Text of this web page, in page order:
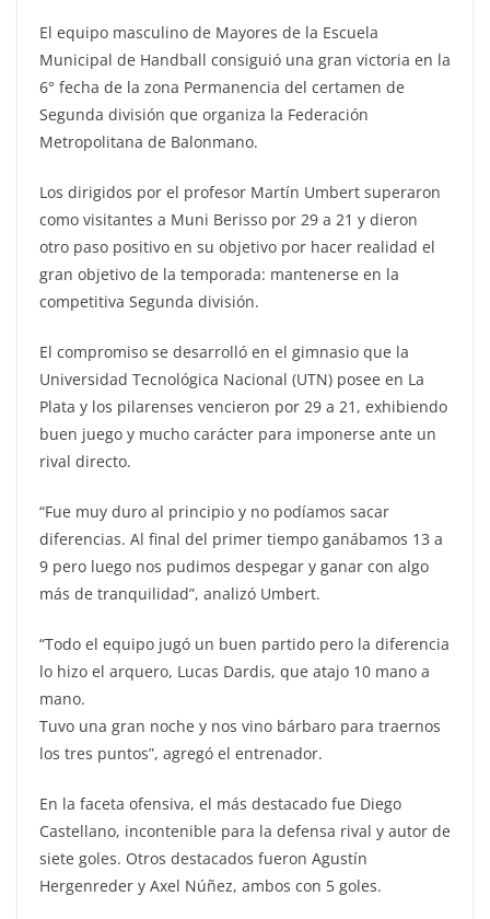
El equipo masculino de Mayores de la Escuela
Municipal de Handball consiguió una gran victoria en la
6° fecha de la zona Permanencia del certamen de
Segunda división que organiza la Federación
Metropolitana de Balonmano.
Los dirigidos por el profesor Martín Umbert superaron
como visitantes a Muni Berisso por 29 a 21 y dieron
otro paso positivo en su objetivo por hacer realidad el
gran objetivo de la temporada: mantenerse en la
competitiva Segunda división.
El compromiso se desarrolló en el gimnasio que la
Universidad Tecnológica Nacional (UTN) posee en La
Plata y los pilarenses vencieron por 29 a 21, exhibiendo
buen juego y mucho carácter para imponerse ante un
rival directo.
“Fue muy duro al principio y no podíamos sacar
diferencias. Al final del primer tiempo ganábamos 13 a
9 pero luego nos pudimos despegar y ganar con algo
más de tranquilidad”, analizó Umbert.
“Todo el equipo jugó un buen partido pero la diferencia
lo hizo el arquero, Lucas Dardis, que atajo 10 mano a
mano.
Tuvo una gran noche y nos vino bárbaro para traernos
los tres puntos”, agregó el entrenador.
En la faceta ofensiva, el más destacado fue Diego
Castellano, incontenible para la defensa rival y autor de
siete goles. Otros destacados fueron Agustín
Hergenreder y Axel Núñez, ambos con 5 goles.